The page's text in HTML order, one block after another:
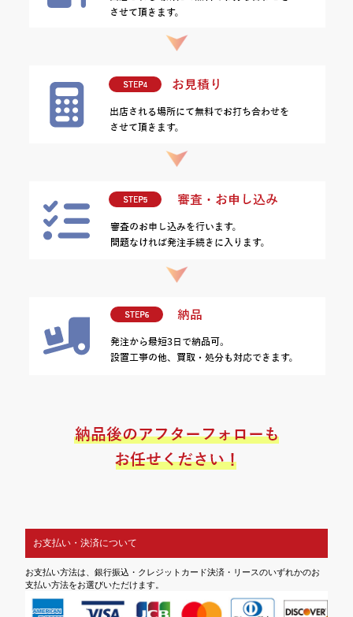
お支払い・決済について
お支払い方法は、銀行振込・クレジットカード決済・リースのいずれかのお
支払い方法をお選びいただけます。